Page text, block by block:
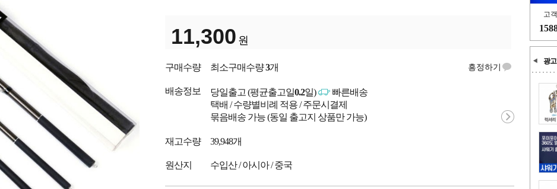
고
광고
11,300 원
구매수량 최소구매수량3개 흥정하기
배송정보 당일출고 (평균출고일0.2일)
빠른배송
택배 / 수량별비례 적용 / 주문시결제
묶음배송 가능 (동일 출고지 상품만 가능)
재고수량 39,948개
원산지 수입산 / 아시아 / 중국